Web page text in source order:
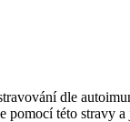
dle
pomocí této